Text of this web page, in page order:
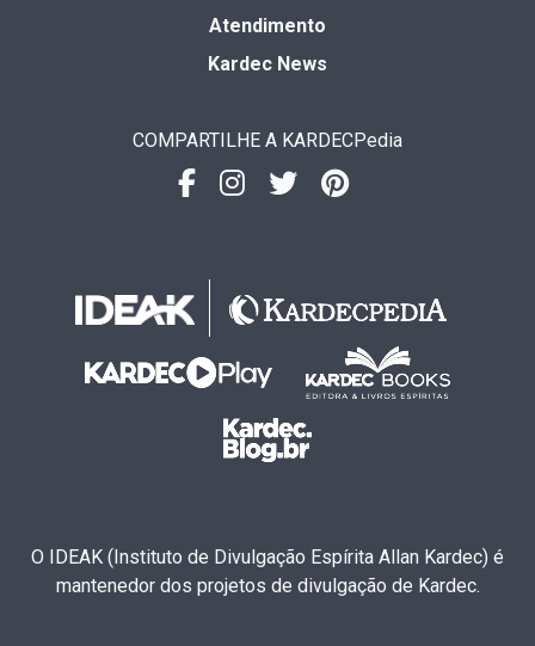
Atendimento
Kardec News
COMPARTILHE A KARDECPedia
O IDEAK (Instituto de Divulgação Espírita Allan Kardec) é
mantenedor dos projetos de divulgação de Kardec.